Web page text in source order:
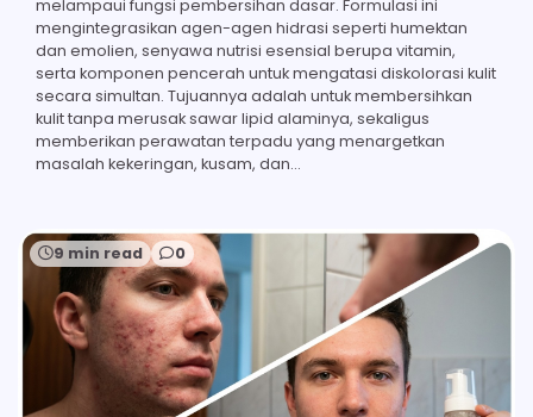
melampaui fungsi pembersihan dasar. Formulasi ini
mengintegrasikan agen-agen hidrasi seperti humektan
dan emolien, senyawa nutrisi esensial berupa vitamin,
serta komponen pencerah untuk mengatasi diskolorasi kulit
secara simultan. Tujuannya adalah untuk membersihkan
kulit tanpa merusak sawar lipid alaminya, sekaligus
memberikan perawatan terpadu yang menargetkan
masalah kekeringan, kusam, dan…
9 min read 0